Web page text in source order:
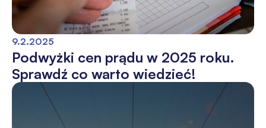
9.2.2025
Podwyżki cen prądu w 2025 roku.
Sprawdź co warto wiedzieć!